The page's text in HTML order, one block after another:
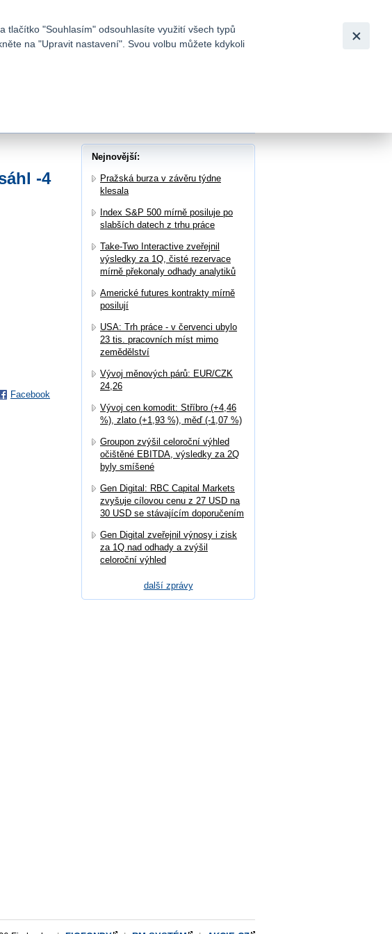
účty bez poplatků a
-4
Facebook
Nejnovější:
Pražská burza v závěru týdne
klesala
Index S&P 500 mírně posiluje po
slabších datech z trhu práce
Take-Two Interactive zveřejnil
výsledky za 1Q, čisté rezervace
mírně překonaly odhady analytiků
Americké futures kontrakty mírně
posilují
USA: Trh práce - v červenci ubylo
23 tis. pracovních míst mimo
zemědělství
Vývoj měnových párů: EUR/CZK
24,26
Vývoj cen komodit: Stříbro (+4,46
%), zlato (+1,93 %), měď (-1,07 %)
Groupon zvýšil celoroční výhled
očištěné EBITDA, výsledky za 2Q
byly smíšené
Gen Digital: RBC Capital Markets
zvyšuje cílovou cenu z 27 USD na
30 USD se stávajícím doporučením
Gen Digital zveřejnil výnosy i zisk
za 1Q nad odhady a zvýšil
celoroční výhled
další zprávy
tlačítko "Souhlasím" odsouhlasíte využití všech typů
na "Upravit nastavení". Svou volbu můžete kdykoli